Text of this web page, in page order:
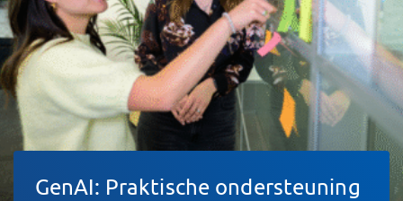
GenAI: Praktische ondersteuning